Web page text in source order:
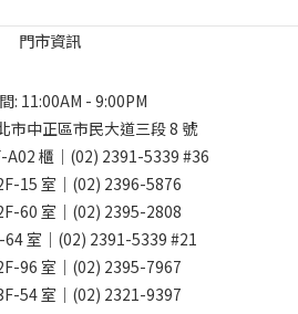
門市資訊
: 11:00AM - 9:00PM
市中正區市民大道三段 8 號
櫃｜ (02) 2391-5339 #36
15 室｜ (02) 2396-5876
60 室｜ (02) 2395-2808
室｜ (02) 2391-5339 #21
96 室｜ (02) 2395-7967
54 室｜ (02) 2321-9397